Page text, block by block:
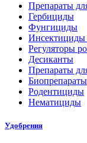
Препараты
Гербициды
Фунгициды
Регуляторы
Десиканты
Препараты
Биопрепараты
Родентициды
Нематициды
Удобрения